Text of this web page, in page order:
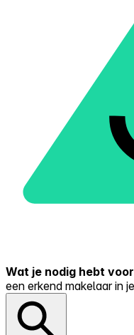
Wat je nodig hebt
een erkend makelaar in